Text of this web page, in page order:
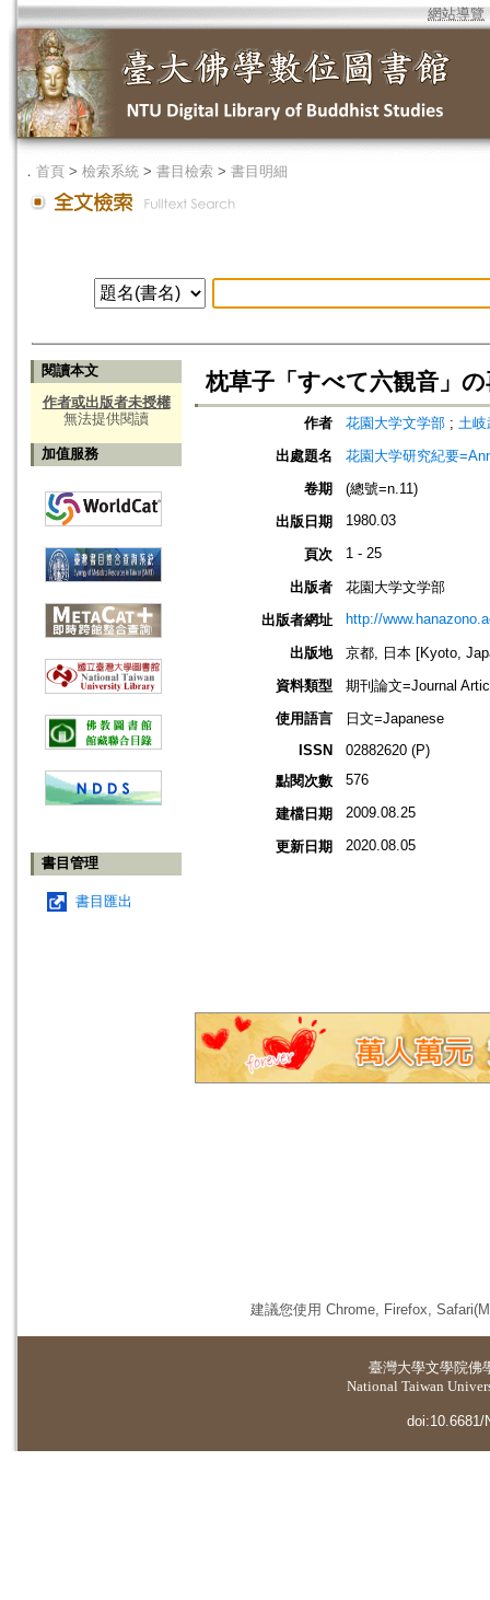
網站導覽
． 首頁 > 檢索系統 > 書目檢索 > 書目明細
閱讀本文
作者或出版者未授權
無法提供閱讀
加值服務
書目管理
書目匯出
枕草子「すべて六観音」
作者 花園大学文学部 ; 土岐
出處題名
花園大学研究紀要
卷期
(總號=n.11)
出版日期
1980.03
頁次 1 - 25
出版者
花園大学文学部
出版者網址
http://
出版地
京都, 日本 [Kyoto,
資料類型
期刊論文=Journal
使用語言
日文=Japanese
ISSN
02882620 (P)
點閱次數
576
建檔日期 2009.08.25
更新日期 2020.08.05
建議您使用 Chrome, Firefox,
臺灣大學文學院佛
National Taiwan
doi:10.6681/